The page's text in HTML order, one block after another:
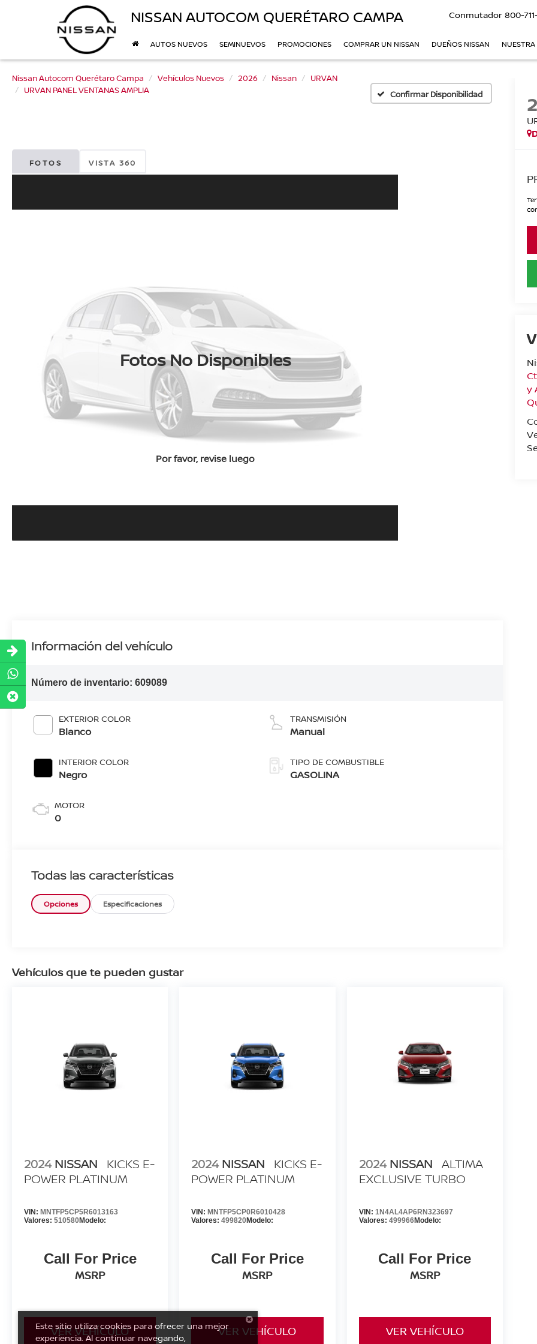
NISSAN AUTOCOM QUERÉTARO CAMPA Conmutador 800-
AUTOS NUEVOS SEMINUEVOS PROMOCIONES COMPRAR UN NISSAN DUEÑOS NISSAN
Nissan Autocom Querétaro Campa Vehículos Nuevos 2026 Nissan
URVAN
URVAN PANEL VENTANAS AMPLIA
Confirmar Disponibilidad
FOTOS VISTA 360
Fotos No Disponibles
Por favor, revise luego
y
Información del vehículo
Número de inventario:609089
EXTERIOR COLOR
Blanco
INTERIOR COLOR
Negro
MOTOR
0
TRANSMISIÓN
Manual
TIPO DE COMBUSTIBLE
GASOLINA
Todas las características
Opciones Especificaciones
Vehículos que te pueden gustar
2024 NISSAN
KICKS E-
POWER PLATINUM
VIN: MNTFP5CP5R6013163
Valores: 510580Modelo:
Call For Price
MSRP
VER VEHÍCULO
2024 NISSAN
KICKS E-
POWER PLATINUM
VIN:MNTFP5CP0R6010428
Valores:499820Modelo:
Call For Price
MSRP
VER VEHÍCULO
2024 NISSAN ALTIMA
EXCLUSIVE TURBO
VIN: 1N4AL4AP6RN323697
Valores: 499966Modelo:
Call For Price
MSRP
VER VEHÍCULO
Este sitio utiliza cookies para ofrecer una mejor
experiencia. Al continuar navegando,